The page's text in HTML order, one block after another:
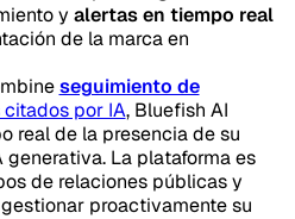
y alertas en tiempo real
de la marca en
seguimiento de
por IA, Bluefish AI
real de la presencia de su
La plataforma es
de relaciones públicas y
proactivamente su